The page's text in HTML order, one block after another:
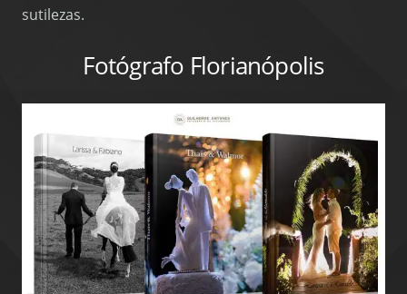
sutilezas.
Fotógrafo Florianópolis